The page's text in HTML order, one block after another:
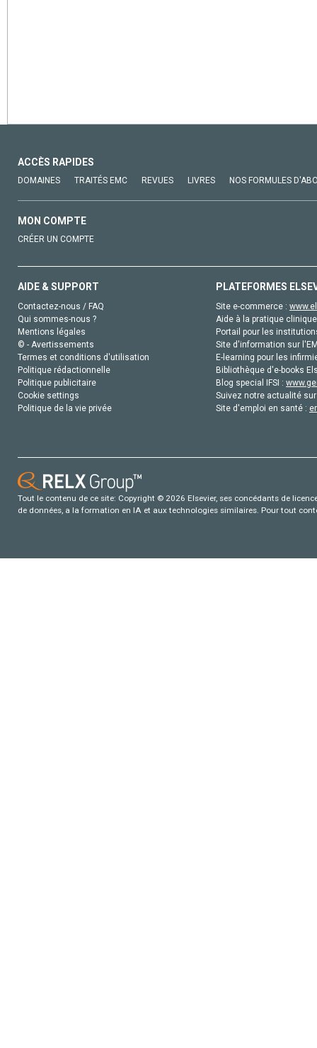
ACCÈS RAPIDES
DOMAINES TRAITÉS EMC REVUES LIVRES NOS FORMULES
MON COMPTE
CRÉER UN COMPTE
AIDE & SUPPORT
Contactez-nous / FAQ
Qui sommes-nous ?
Mentions légales
© - Avertissements
Termes et conditions d'utilisation
Politique rédactionnelle
Politique publicitaire
Cookie settings
Politique de la vie privée
PLATEFORMES
Site e-commerce :
Aide à la pratique
Portail pour les
Site d'information sur
E-learning pour les
Bibliothèque d'e-books
Blog special IFSI :
Suivez notre actualité
Site d'emploi en santé :
Tout le contenu de ce site: Copyright © 2026 Elsevier, ses concédants de
de données, a la formation en IA et aux technologies similaires. Pour tout